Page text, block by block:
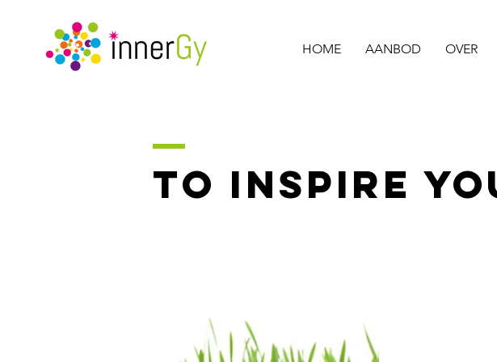
HOME AANBOD OVER
TO INSPIRE